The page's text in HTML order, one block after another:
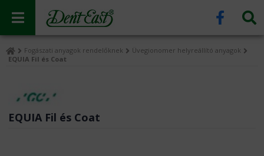
Fogászati anyagok rendelőknek
Üvegionomer helyreállító anyagok
EQUIA Fil és Coat
EQUIA Fil és Coat